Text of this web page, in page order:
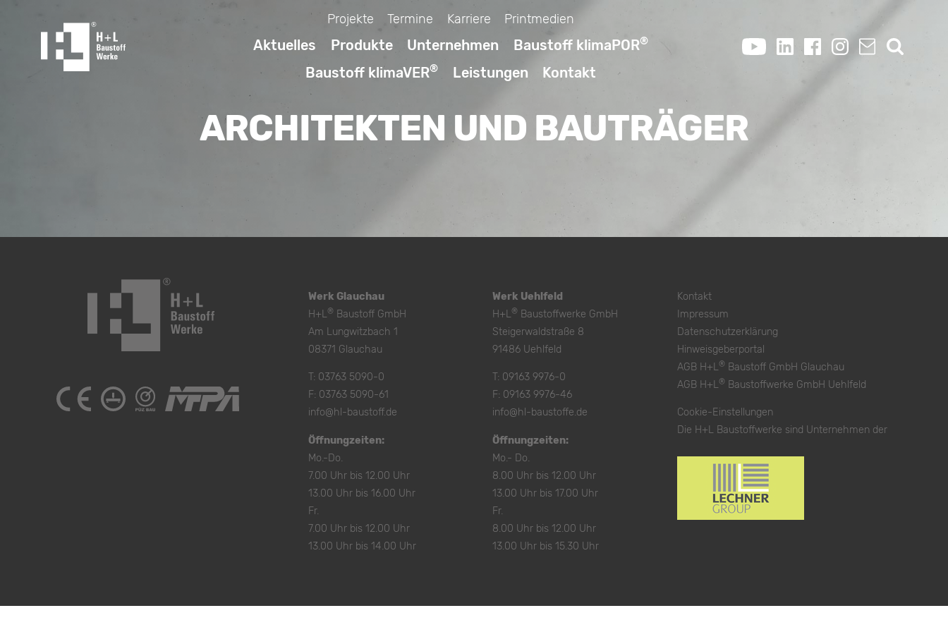
Projekte Termine Karriere Printmedien
Aktuelles Produkte Unternehmen Baustoff klimaPOR®
Baustoff klimaVER® Leistungen Kontakt
ARCHITEKTEN UND BAUTRÄGER
Werk Glauchau
H+L® Baustoff GmbH
Am Lungwitzbach 1
08371 Glauchau
T: 03763 5090-0
F: 03763 5090-61
info@hl-baustoff.de
Öffnungzeiten:
Mo.-Do.
7.00 Uhr bis 12.00 Uhr
13.00 Uhr bis 16.00 Uhr
Fr.
7.00 Uhr bis 12.00 Uhr
13.00 Uhr bis 14.00 Uhr
Werk Uehlfeld
H+L® Baustoffwerke GmbH
Steigerwaldstraße 8
91486 Uehlfeld
T: 09163 9976-0
F: 09163 9976-46
info@hl-baustoffe.de
Öffnungzeiten:
Mo.- Do.
8.00 Uhr bis 12.00 Uhr
13.00 Uhr bis 17.00 Uhr
Fr.
8.00 Uhr bis 12.00 Uhr
13.00 Uhr bis 15.30 Uhr
Kontakt
Impressum
Datenschutzerklärung
Hinweisgeberportal
AGB H+L® Baustoff GmbH Glauchau
AGB H+L® Baustoffwerke GmbH Uehlfeld
Cookie-Einstellungen
Die H+L Baustoffwerke sind Unternehmen der